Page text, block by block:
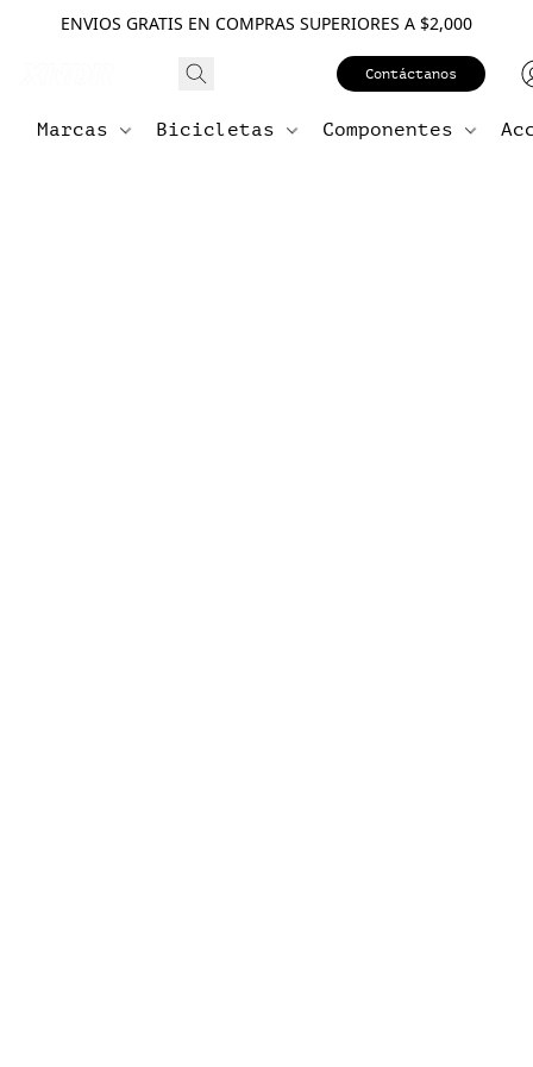
ENVIOS GRATIS EN COMPRAS SUPERIORES A $2,000
Contáctanos
Marcas Bicicletas Componentes